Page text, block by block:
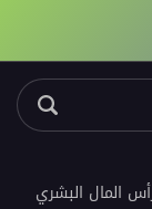
المال البشري